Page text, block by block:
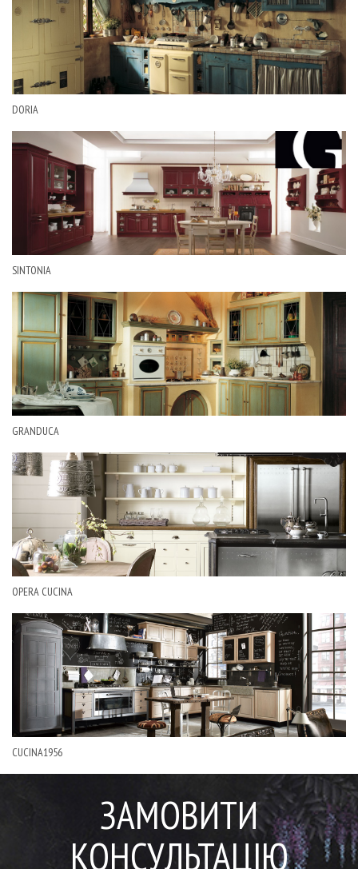
DORIA
SINTONIA
GRANDUCA
OPERA CUCINA
CUCINA1956
ЗАМОВИТИ
КОНСУЛЬТАЦІЮ